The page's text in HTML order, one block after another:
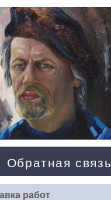
Обратная связь
работ